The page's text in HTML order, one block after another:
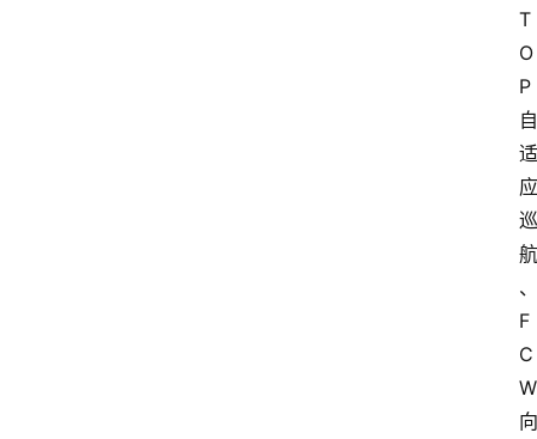
T
O
P
自
适
应
巡
航
、
F
C
W
向